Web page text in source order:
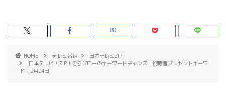
HOME テレビ番組
日本テレビZIP!
日本テレビ！ZIP！そらジローのキーワードチャンス！視聴者プレセントキーワ
ード！2月24日